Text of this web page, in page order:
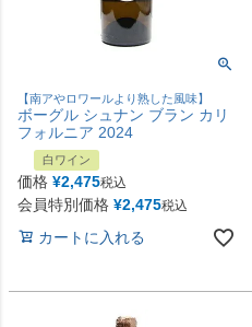
【南アやロワールより熟した風味】
ボーグル シュナン ブラン カリ
フォルニア 2024
白ワイン
価格 ¥2,475税込
会員特別価格 ¥2,475税込
カートに入れる